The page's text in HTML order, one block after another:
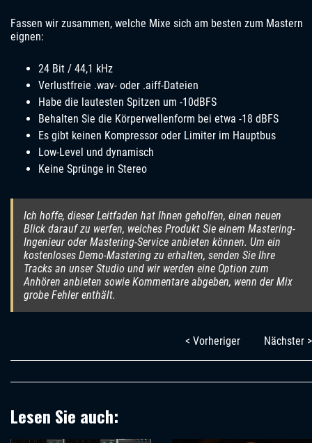
Fassen wir zusammen, welche Mixe sich am besten zum Mastern
eignen:
24 Bit / 44,1 kHz
Verlustfreie .wav- oder .aiff-Dateien
Habe die lautesten Spitzen um -10dBFS
Behalten Sie die Körperwellenform bei etwa -18 dBFS
Es gibt keinen Kompressor oder Limiter im Hauptbus
Low-Level und dynamisch
Keine Sprünge in Stereo
Ich hoffe, dieser Leitfaden hat Ihnen geholfen, einen neuen
Blick darauf zu werfen, welches Produkt Sie einem Mastering-
Ingenieur oder Mastering-Service anbieten können. Um ein
kostenloses Demo-Mastering zu erhalten, senden Sie Ihre
Tracks an unser Studio und wir werden eine Option zum
Anhören anbieten sowie Kommentare abgeben, wenn der Mix
grobe Fehler enthält.
< Vorheriger Nächster >
Lesen Sie auch: